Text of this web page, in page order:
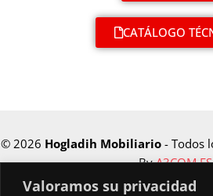
Valoramos su privacidad
CATÁLOGO
© 2026 Hogladih Mobiliario - Todos
ByA3COM.ES